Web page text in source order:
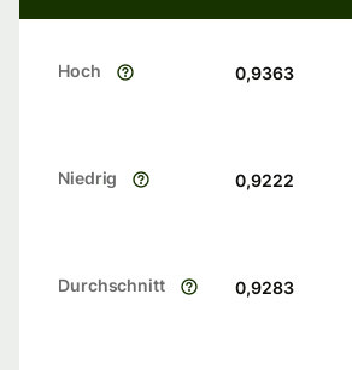
Hoch 0,9363
Niedrig 0,9222
Durchschnitt 0,9283